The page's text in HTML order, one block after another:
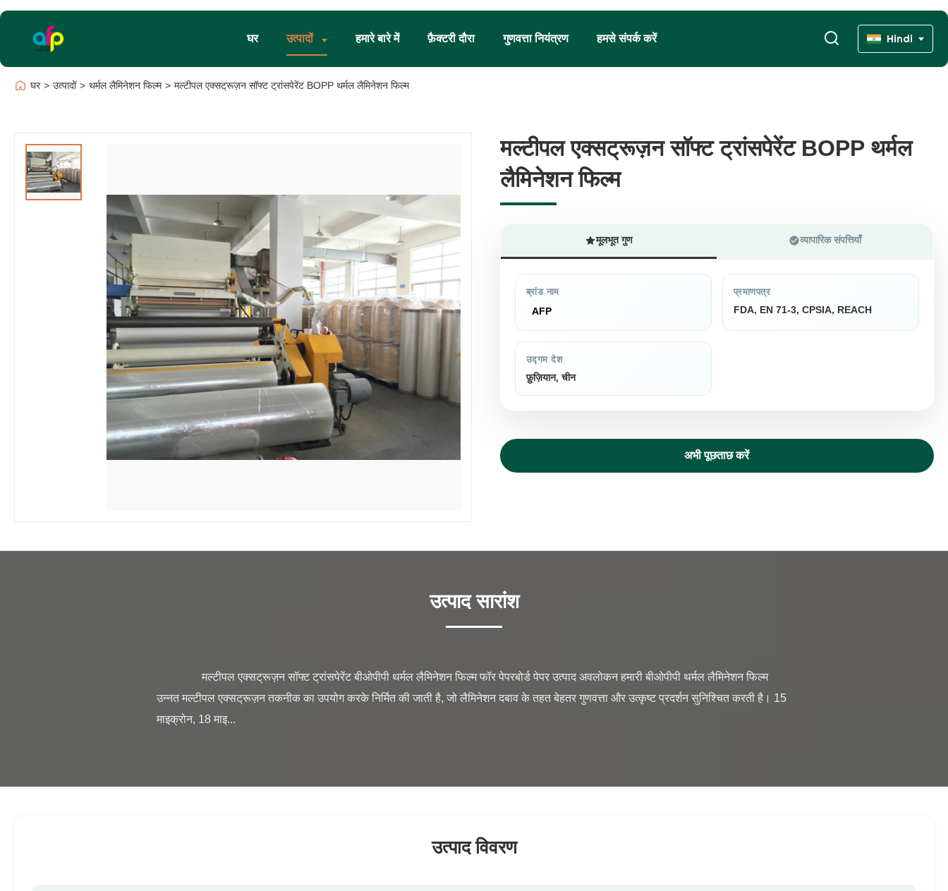
घर उत्पादों हमारे बारे में फ़ैक्टरी दौरा गुणवत्ता नियंत्रण हमसे संपर्क करें Hindi
घर > उत्पादों > थर्मल लैमिनेशन फिल्म > मल्टीपल एक्सट्रूज़न सॉफ्ट ट्रांसपेरेंट BOPP थर्मल लैमिनेशन फिल्म
मल्टीपल एक्सट्रूज़न सॉफ्ट ट्रांसपेरेंट BOPP थर्मल
लैमिनेशन फिल्म
मल्टीपल एक्सट्रूज़न सॉफ्ट ट्रांसपेरेंट BOPP थर्मल
लैमिनेशन फिल्म
मूलभूत गुण व्यापारिक संपत्तियाँ
ब्रांड नाम
AFP
प्रमाणपत्र
FDA, EN 71-3, CPSIA, REACH
उद्गम देश
फ़ुज़ियान, चीन
अभी पूछताछ करें
उत्पाद सारांश
उन्नत मल्टीपल एक्सट्रूज़न तकनीक का उपयोग करके निर्मित की जाती है, जो लैमिनेशन दबाव के तहत बेहतर गुणवत्ता और उत्कृष्ट प्रदर्शन सुनिश्चित करती है। 15
माइक्रोन, 18 माइ...
उत्पाद विवरण